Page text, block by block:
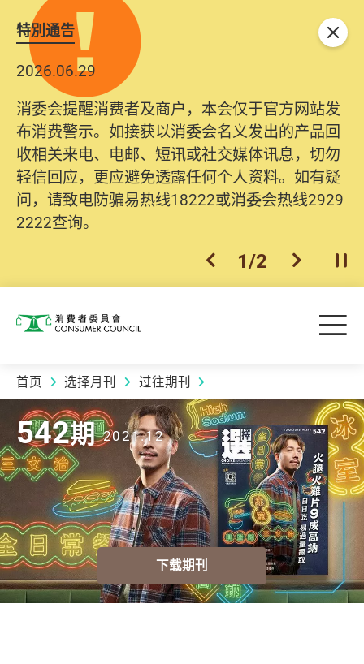
特別通告
2026.06.29
消委会提醒消费者及商户，本会仅于官方网站发
布消费警示。如接获以消委会名义发出的产品回
收相关来电、电邮、短讯或社交媒体讯息，切勿
轻信回应，更应避免透露任何个人资料。如有疑
问，请致电防骗易热线18222或消委会热线2929
2222查询。
上一个
1/2 下一个开
关闭
消费者委员会 目
首页 选择月刊 过往期刊
2021.12 | 542期
542期 2021.12
下载期刊